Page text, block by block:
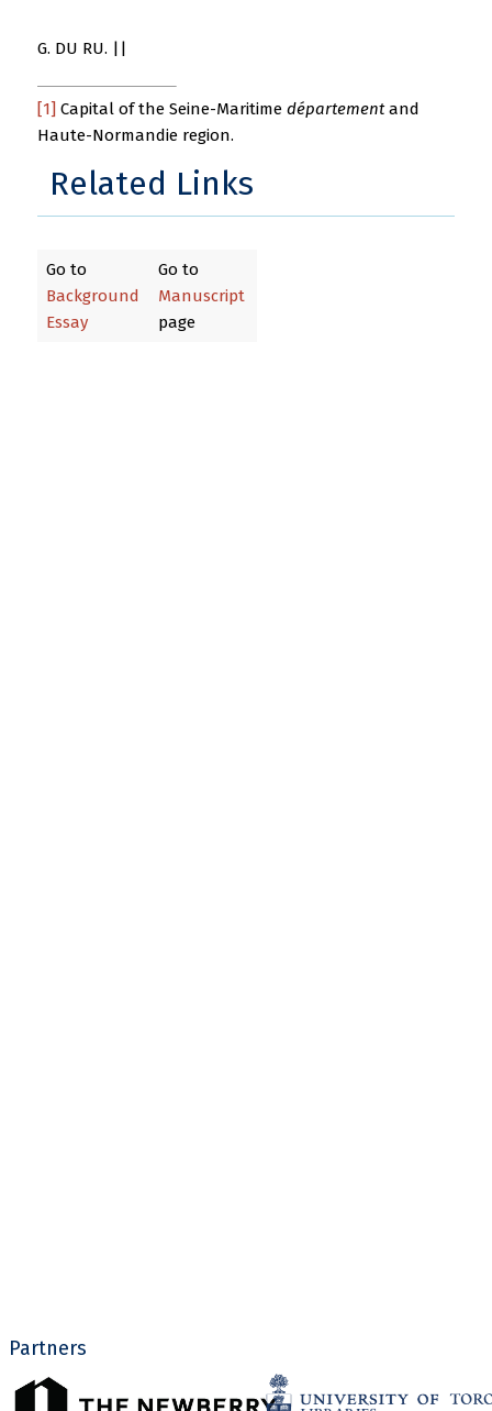
G. DU RU. ||
[1] Capital of the Seine-Maritime départementand
Haute-Normandie region.
Related Links
Go to
Background
Essay
Go to
Manuscript
page
Partners